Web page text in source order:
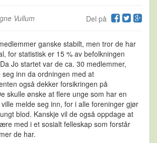
Del på
Vullum
ganske stabilt, men tror de har
for statistisk er 15 % av befolkningen
Jo startet var de ca. 30 medlemmer,
inn da ordningen med at
også dekker forsikringen på
skulle ønske at flere unge som har en
melde seg inn, for i alle foreninger gjør
blod. Kanskje vil de også oppdage at
med i et sosialt felleskap som forstår
de har.